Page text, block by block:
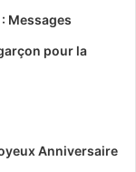
Messages
pour la
Anniversaire